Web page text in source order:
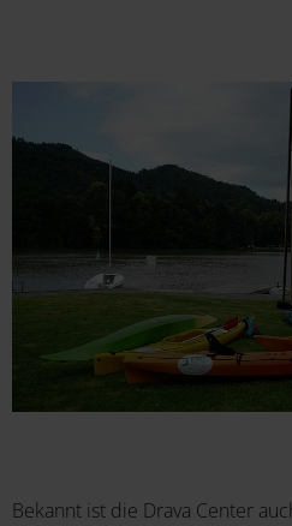
Bekannt ist die Drava Center